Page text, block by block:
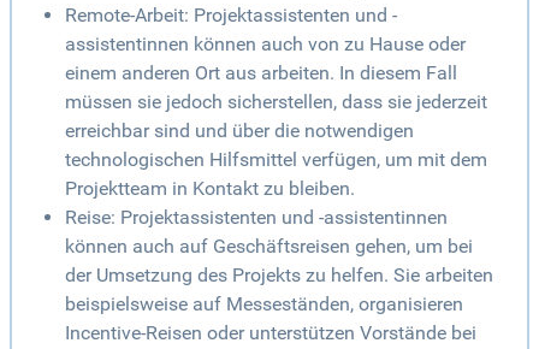
Remote-Arbeit: Projektassistenten und -
assistentinnen können auch von zu Hause oder
einem anderen Ort aus arbeiten. In diesem Fall
müssen sie jedoch sicherstellen, dass sie jederzeit
erreichbar sind und über die notwendigen
technologischen Hilfsmittel verfügen, um mit dem
Projektteam in Kontakt zu bleiben.
Reise: Projektassistenten und -assistentinnen
können auch auf Geschäftsreisen gehen, um bei
der Umsetzung des Projekts zu helfen. Sie arbeiten
beispielsweise auf Messeständen, organisieren
Incentive-Reisen oder unterstützen Vorstände bei